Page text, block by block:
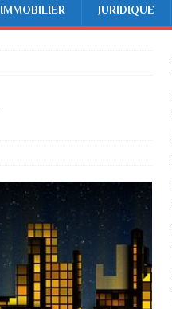
IMMOBILIER JURIDIQUE